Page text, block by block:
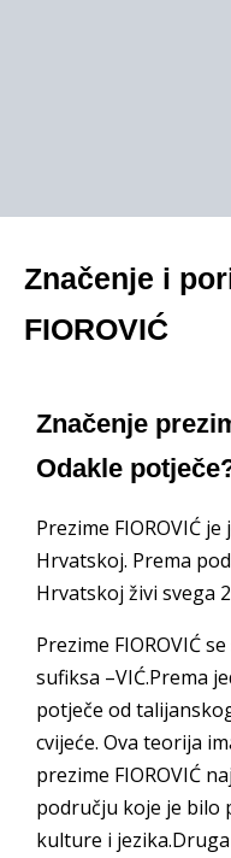
Značenje i
FIOROVIĆ
Značenje
Odakle
Prezime FIOROVIĆ
Hrvatskoj. Prema
Hrvatskoj živi svega
Prezime FIOROVIĆ
sufiksa –VIĆ.Prema
potječe od
cvijeće. Ova teorija
prezime FIOROVIĆ
području koje je bilo
kulture i